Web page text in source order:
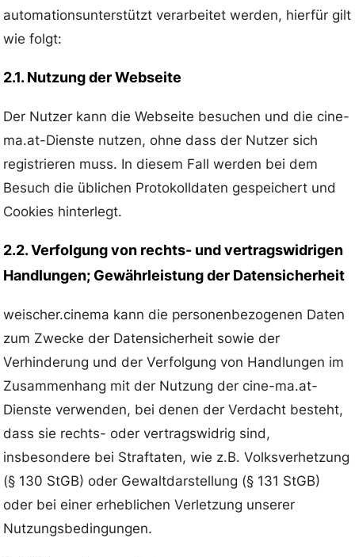
automationsunterstützt verarbeitet werden, hierfür gilt
wie folgt:
2.1. Nutzung der Webseite
Der Nutzer kann die Webseite besuchen und die cine-
ma.at-Dienste nutzen, ohne dass der Nutzer sich
registrieren muss. In diesem Fall werden bei dem
Besuch die üblichen Protokolldaten gespeichert und
Cookies hinterlegt.
2.2. Verfolgung von rechts- und vertragswidrigen
Handlungen; Gewährleistung der Datensicherheit
weischer.cinema kann die personenbezogenen Daten
zum Zwecke der Datensicherheit sowie der
Verhinderung und der Verfolgung von Handlungen im
Zusammenhang mit der Nutzung der cine-ma.at-
Dienste verwenden, bei denen der Verdacht besteht,
dass sie rechts- oder vertragswidrig sind,
insbesondere bei Straftaten, wie z.B. Volksverhetzung
(§ 130 StGB) oder Gewaltdarstellung (§ 131 StGB)
oder bei einer erheblichen Verletzung unserer
Nutzungsbedingungen.